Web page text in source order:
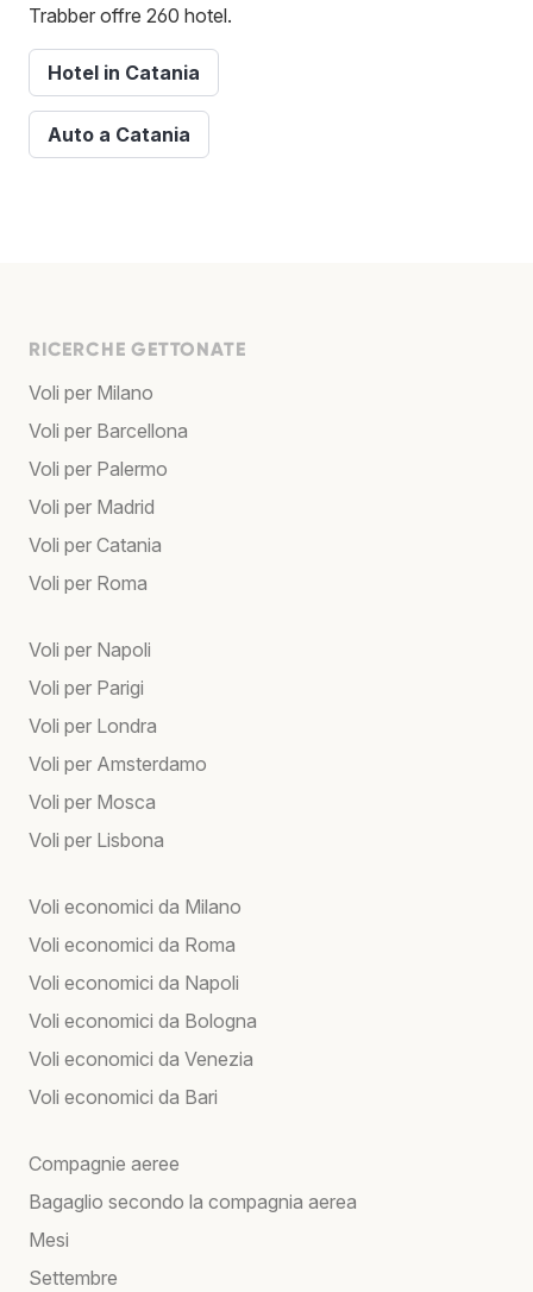
Trabber offre 260 hotel.
Hotel in Catania
Auto a Catania
RICERCHE GETTONATE
Voli per Milano
Voli per Barcellona
Voli per Palermo
Voli per Madrid
Voli per Catania
Voli per Roma
Voli per Napoli
Voli per Parigi
Voli per Londra
Voli per Amsterdamo
Voli per Mosca
Voli per Lisbona
Voli economici da Milano
Voli economici da Roma
Voli economici da Napoli
Voli economici da Bologna
Voli economici da Venezia
Voli economici da Bari
Compagnie aeree
Bagaglio secondo la compagnia aerea
Mesi
Settembre